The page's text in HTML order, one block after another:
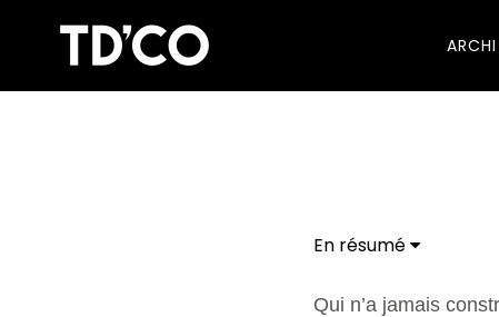
ARCHI
En résumé
Qui n’a jamais